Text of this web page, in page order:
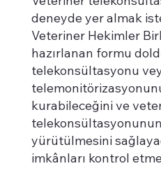
deneyde yer almak
Veteriner Hekimler
hazırlanan formu
telekonsültasyonu
kurabileceğini ve
yürütülmesini
imkânları kontrol